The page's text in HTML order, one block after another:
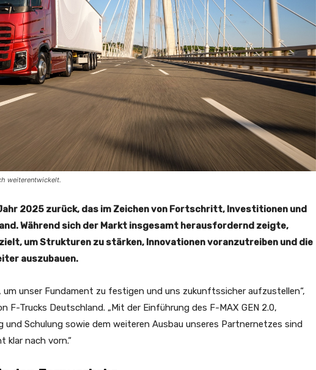
weiterentwickelt.
2025 zurück, das im Zeichen von Fortschritt, Investitionen und
Während sich der Markt insgesamt herausfordernd zeigte,
um Strukturen zu stärken, Innovationen voranzutreiben und die
auszubauen.
unser Fundament zu festigen und uns zukunftssicher aufzustellen“,
F-Trucks Deutschland. „Mit der Einführung des F-MAX GEN 2.0,
und Schulung sowie dem weiteren Ausbau unseres Partnernetzes sind
klar nach vorn.“